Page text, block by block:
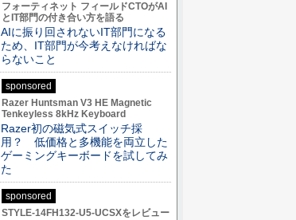
フォーティネット フィールドCTOがAI
とIT部門の付き合い方を語る
AIに振り回されないIT部門になる
ため、IT部門が今考えなければな
らないこと
sponsored
Razer Huntsman V3 HE Magnetic
Tenkeyless 8kHz Keyboard
Razer初の磁気式スイッチ採
用？ 低価格と多機能を両立した
ゲーミングキーボードを試してみ
た
sponsored
STYLE-14FH132-U5-UCSXをレビュー